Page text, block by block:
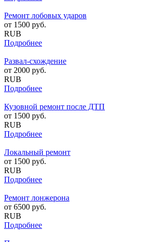
Ремонт лобовых ударов
от 1500 руб.
RUB
Подробнее
Развал-схождение
от 2000 руб.
RUB
Подробнее
Кузовной ремонт после ДТП
от 1500 руб.
RUB
Подробнее
Локальный ремонт
от 1500 руб.
RUB
Подробнее
Ремонт лонжерона
от 6500 руб.
RUB
Подробнее